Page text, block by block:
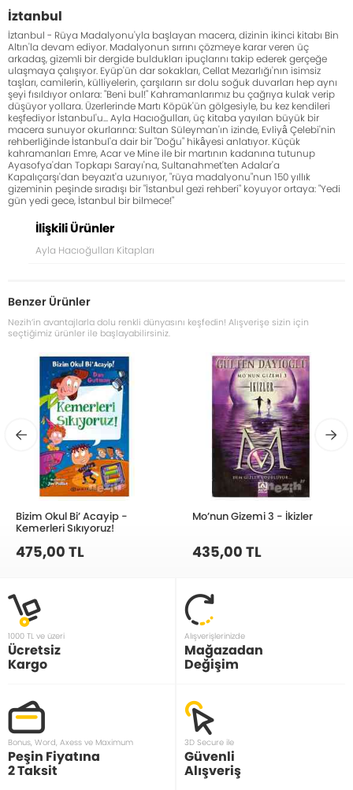
İztanbul
İztanbul - Rüya Madalyonu'yla başlayan macera, dizinin ikinci kitabı Bin
Altın'la devam ediyor. Madalyonun sırrını çözmeye karar veren üç
arkadaş, gizemli bir dergide buldukları ipuçlarını takip ederek gerçeğe
ulaşmaya çalışıyor. Eyüp'ün dar sokakları, Cellat Mezarlığı'nın isimsiz
taşları, camilerin, külliyelerin, çarşıların sır dolu soğuk duvarları hep aynı
şeyi fısıldıyor onlara: "Beni bul!" Kahramanlarımız bu çağrıya kulak verip
düşüyor yollara. Üzerlerinde Martı Köpük'ün gölgesiyle, bu kez kendileri
keşfediyor İstanbul'u... Ayla Hacıoğulları, üç kitaba yayılan büyük bir
macera sunuyor okurlarına: Sultan Süleyman'ın izinde, Evliyâ Çelebi'nin
rehberliğinde İstanbul'a dair bir "Doğu" hikâyesi anlatıyor. Küçük
kahramanları Emre, Acar ve Mine ile bir martının kadanına tutunup
Ayasofya'dan Topkapı Sarayı'na, Sultanahmet'ten Adalar'a
Kapalıçarşı'dan beyazıt'a uzunıyor, "rüya madalyonu"nun 150 yıllık
gizeminin peşinde sıradışı bir "İstanbul gezi rehberi" koyuyor ortaya: "Yedi
gün yedi gece, İstanbul bir bilmece!"
İlişkili Ürünler
Ayla Hacıoğulları Kitapları
Benzer Ürünler
Nezih’in avantajlarla dolu renkli dünyasını keşfedin! Alışverişe sizin için
seçtiğimiz ürünler ile başlayabilirsiniz.
Bizim Okul Bi’ Acayip -
Kemerleri Sıkıyoruz!
475,00 TL
Mo’nun Gizemi 3 - İkizler
435,00 TL
1000 TL ve üzeri
Ücretsiz
Kargo
Alışverişlerinizde
Mağazadan
Değişim
Bonus, Word, Axess ve Maximum
Peşin Fiyatına
2 Taksit
3D Secure ile
Güvenli
Alışveriş